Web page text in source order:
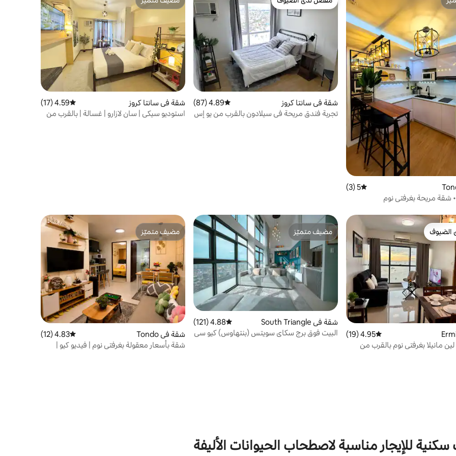
متوسط التقييم 5 من 5، 3 مراجعات
5 (3)
شقة مريحة بغرفتي نوم
مفضّل لدى الضيوف
شقة في سانتا كروز متوسط التقييم 4.89 من 5، 87 مراجعات
4.89 (87)
تجربة فندق مريحة في سيلادون بالقرب من يو إس
مضيف متميّز
شقة في سانتا كروز متوسط التقييم 4.59 من 5، 17 مراجعات
4.59 (17)
استوديو سيكي | سان لازارو | غسالة | بالقرب من
الضيوف
الضيوف
متوسط التقييم 4.95 من 5، 19 مراجعات
4.95 (19)
مانيلا بغرفتي نوم بالقرب من
مضيف متميّز
مضيف متميّز
شقة في South Triangle متوسط التقييم 4.88 من 5، 121 مراجعات
4.88 (121)
البيت فوق برج سكاي سويتس (بنتهاوس) كيو سي
مضيف متميّز
مضيف متميّز
شقة في Tondo متوسط التقييم 4.83 من 5، 12 مراجعات
4.83 (12)
شقة بأسعار معقولة بغرفتي نوم | فيديو كيو |
للإيجار مناسبة لاصطحاب الحيوانات الأليفة